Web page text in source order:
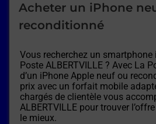
Acheter un iPhone
reconditionné
Vous recherchez un smartphone
Poste ALBERTVILLE ? Avec La
d’un iPhone Apple neuf ou
prix avec un forfait mobile
chargés de clientèle vous
ALBERTVILLE pour trouver
le mieux.